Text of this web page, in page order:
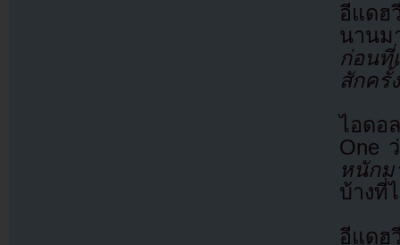
อีแดฮ
นาน
ก่อนที่
สักครั้
ไอดอ
One
หนักม
บ้างที่
อีแดฮ